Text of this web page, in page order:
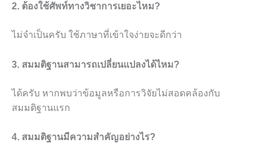
2. ต้องใช้ศัพท์ทางวิชาการเยอะไหม?
ไม่จำเป็นครับ ใช้ภาษาที่เข้าใจง่ายจะดีกว่า
3. สมมติฐานสามารถเปลี่ยนแปลงได้ไหม?
ได้ครับ หากพบว่าข้อมูลหรือการวิจัยไม่สอดคล้องกับ
สมมติฐานแรก
4. สมมติฐานมีความสำคัญอย่างไร?